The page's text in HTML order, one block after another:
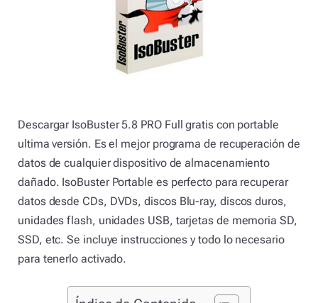
Descargar IsoBuster 5.8 PRO Full gratis con portable
ultima versión. Es el mejor programa de recuperación de
datos de cualquier dispositivo de almacenamiento
dañado. IsoBuster Portable es perfecto para recuperar
datos desde CDs, DVDs, discos Blu-ray, discos duros,
unidades flash, unidades USB, tarjetas de memoria SD,
SSD, etc. Se incluye instrucciones y todo lo necesario
para tenerlo activado.